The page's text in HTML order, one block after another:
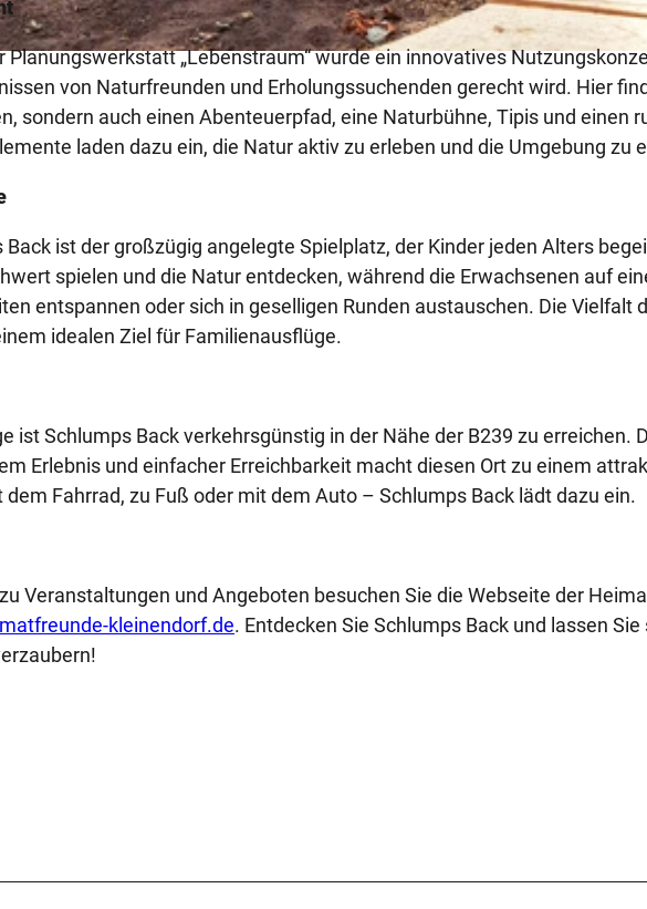
s
j
p
g
„Lebenstraum“ wurde ein innovatives
von Naturfreunden und Erholungssuchenden gerecht wird. Hier
sondern auch einen Abenteuerpfad, eine Naturbühne, Tipis und einen
laden dazu ein, die Natur aktiv zu erleben und die Umgebung zu
Back ist der großzügig angelegte Spielplatz, der Kinder jeden Alters
spielen und die Natur entdecken, während die Erwachsenen auf
entspannen oder sich in geselligen Runden austauschen. Die Vielfalt
idealen Ziel für Familienausflüge.
ist Schlumps Back verkehrsgünstig in der Nähe der B239 zu erreichen.
Erlebnis und einfacher Erreichbarkeit macht diesen Ort zu einem
Fahrrad, zu Fuß oder mit dem Auto – Schlumps Back lädt dazu ein.
Veranstaltungen und Angeboten besuchen Sie die Webseite der
kleinendorf.de. Entdecken Sie Schlumps Back und lassen Sie